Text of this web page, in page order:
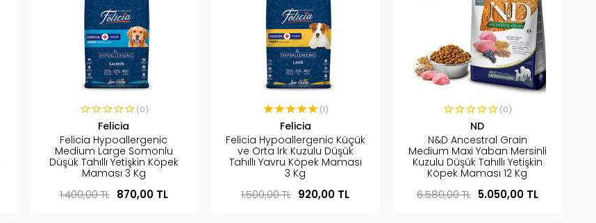
(0)
Felicia
Felicia Hypoallergenic
Medium Large Somonlu
Düşük Tahıllı Yetişkin Köpek
Maması 3 Kg
1.400,00 TL 870,00 TL
(1)
Felicia
Felicia Hypoallergenic Küçük
ve Orta Irk Kuzulu Düşük
Tahıllı Yavru Köpek Maması
3 Kg
1.500,00 TL 920,00 TL
(0)
ND
N&D Ancestral Grain
Medium Maxi Yaban Mersinli
Kuzulu Düşük Tahıllı Yetişkin
Köpek Maması 12 Kg
6.580,00 TL 5.050,00 TL